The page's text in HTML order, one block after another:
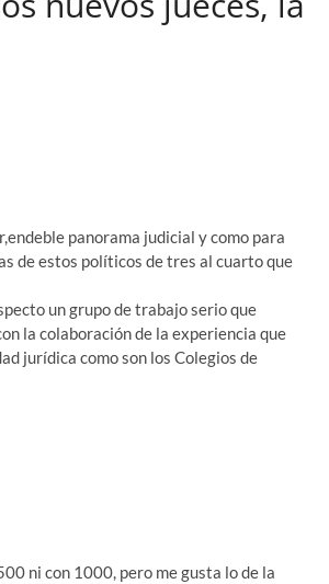
panorama judicial y como para
de estos políticos de tres al cuarto que
un grupo de trabajo serio que
la colaboración de la experiencia que
jurídica como son los Colegios de
ni con 1000, pero me gusta lo de la